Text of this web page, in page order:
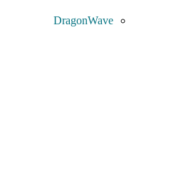
DragonWave